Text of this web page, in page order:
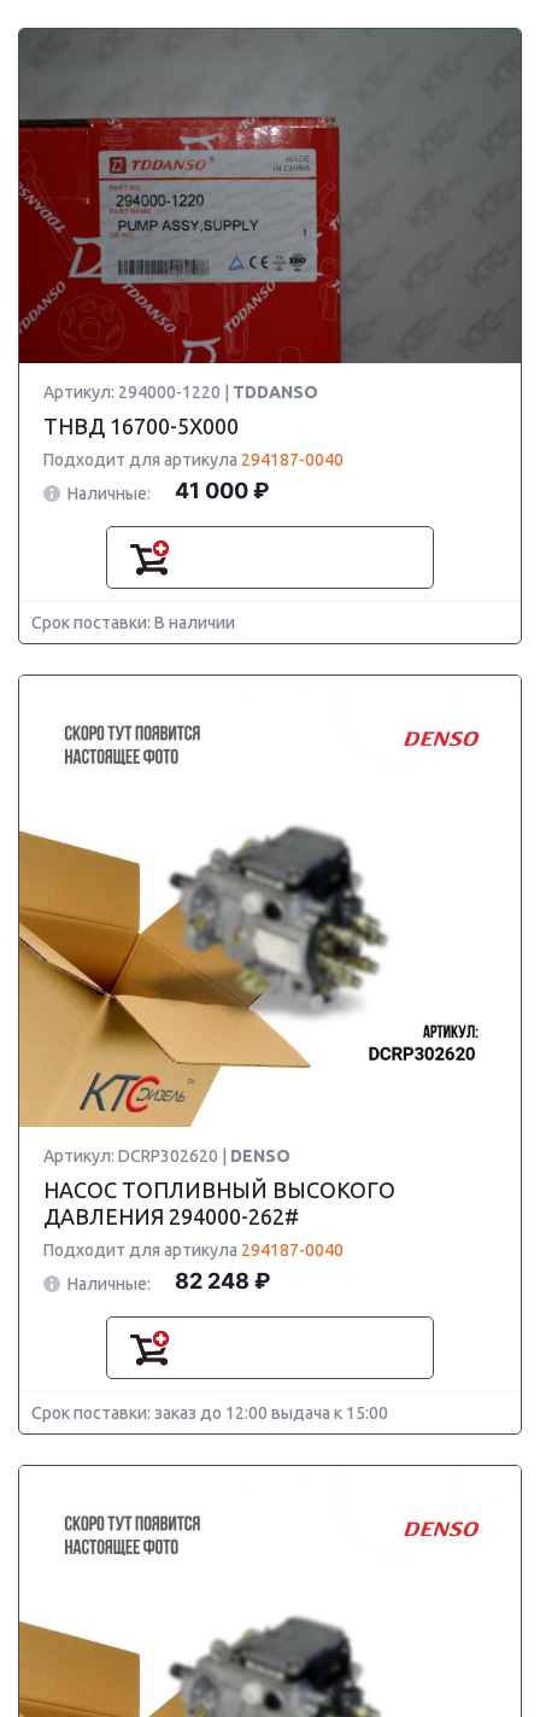
Артикул: 294000-1220 | TDDANSO
ТНВД 16700-5X000
Подходит для артикула 294187-0040
Наличные:
41 000 ₽
Срок поставки: В наличии
Артикул: DCRP302620 | DENSO
НАСОС ТОПЛИВНЫЙ ВЫСОКОГО
ДАВЛЕНИЯ 294000-262#
Подходит для артикула 294187-0040
Наличные:
82 248 ₽
Срок поставки: заказ до 12:00 выдача к 15:00